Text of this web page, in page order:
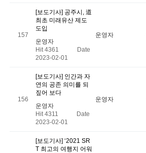
157
[보도기사] 공주시, 道
최초 미래유산 제도
도입
운영자
Hit 4361
Date
2023-02-01
운영자
156
[보도기사] 인간과 자
연의 공존 의미를 되
짚어 보다
운영자
Hit 4311
Date
2023-02-01
운영자
[보도기사] ‘2021 SR
T 최고의 여행지 어워